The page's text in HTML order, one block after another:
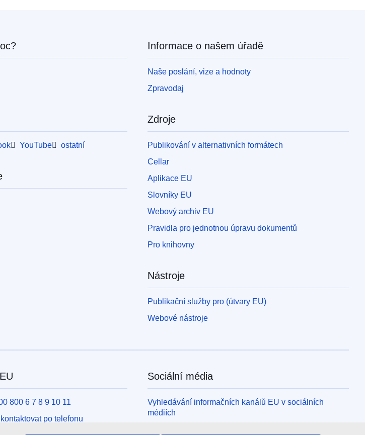
YouTube ostatní
Informace o našem úřadě
Naše poslání, vize a hodnoty
Zpravodaj
Zdroje
Publikování v alternativních formátech
Cellar
Aplikace EU
Slovníky EU
Webový archiv EU
Pravidla pro jednotnou úpravu dokumentů
Pro knihovny
Nástroje
Publikační služby pro (útvary EU)
Webové nástroje
800 6 7 8 9 10 11
po telefonu
Sociální média
Vyhledávání informačních kanálů EU v sociálních
médiích